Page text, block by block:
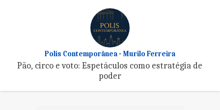
Polis Contemporânea - Murilo Ferreira
Pão, circo e voto: Espetáculos como estratégia de
poder